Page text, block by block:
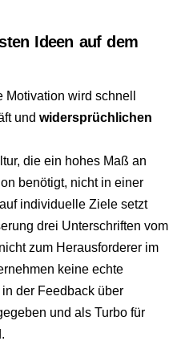
Ideen auf dem
wird schnell
undwidersprüchlichen
die ein hohes Maß an
benötigt, nicht in einer
individuelle Ziele setzt
drei Unterschriften vom
zum Herausforderer im
keine echte
der Feedback über
und als Turbo für